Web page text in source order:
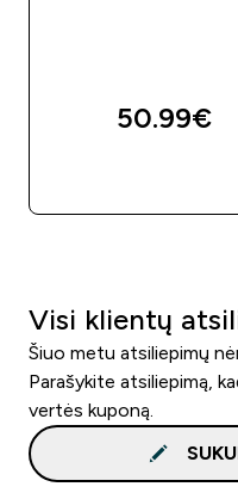
50.99€‎
Visi klientų
Šiuo metu atsiliepimų
Parašykite atsiliepimą,
vertės kuponą.